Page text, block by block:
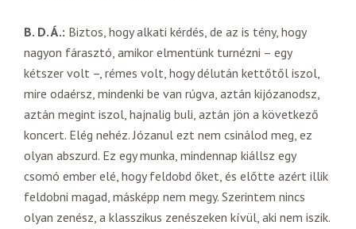
B. D. Á.: Biztos, hogy alkati kérdés, de az is tény, hogy
nagyon fárasztó, amikor elmentünk turnézni – egy
kétszer volt –, rémes volt, hogy délután kettőtől iszol,
mire odaérsz, mindenki be van rúgva, aztán kijózanodsz,
aztán megint iszol, hajnalig buli, aztán jön a következő
koncert. Elég nehéz. Józanul ezt nem csinálod meg, ez
olyan abszurd. Ez egy munka, mindennap kiállsz egy
csomó ember elé, hogy feldobd őket, és előtte azért illik
feldobni magad, másképp nem megy. Szerintem nincs
olyan zenész, a klasszikus zenészeken kívül, aki nem iszik.